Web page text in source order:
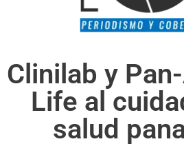
Clinilab y
Life al
salud